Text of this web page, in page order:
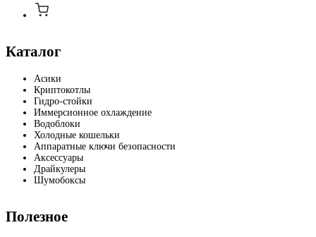
Каталог
Асики
Криптокотлы
Гидро-стойки
Иммерсионное охлаждение
Водоблоки
Холодные кошельки
Аппаратные ключи безопасности
Аксессуары
Драйкулеры
Шумобоксы
Полезное